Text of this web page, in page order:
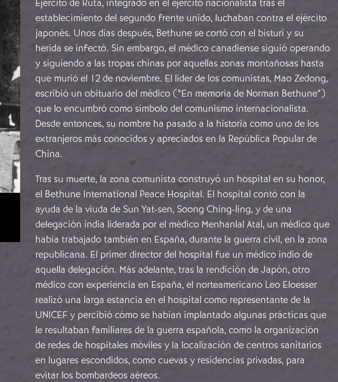
Ejército de Ruta, integrado en el ejército nacionalista tras el
establecimiento del segundo frente unido, luchaban contra el ejército
japonés. Unos días después, Bethune se cortó con el bisturí y su
herida se infectó. Sin embargo, el médico canadiense siguió operando
y siguiendo a las tropas chinas por aquellas zonas montañosas hasta
que murió el 12 de noviembre. El líder de los comunistas, Mao Zedong,
escribió un obituario del médico (“En memoria de Norman Bethune”)
que lo encumbró como símbolo del comunismo internacionalista.
Desde entonces, su nombre ha pasado a la historia como uno de los
extranjeros más conocidos y apreciados en la República Popular de
China.
Tras su muerte, la zona comunista construyó un hospital en su honor,
el Bethune International Peace Hospital. El hospital contó con la
ayuda de la viuda de Sun Yat-sen, Soong Ching-ling, y de una
delegación india liderada por el médico Menhanlal Atal, un médico que
había trabajado también en España, durante la guerra civil, en la zona
republicana. El primer director del hospital fue un médico indio de
aquella delegación. Más adelante, tras la rendición de Japón, otro
médico con experiencia en España, el norteamericano Leo Eloesser
realizó una larga estancia en el hospital como representante de la
UNICEF y percibió cómo se habían implantado algunas prácticas que
le resultaban familiares de la guerra española, como la organización
de redes de hospitales móviles y la localización de centros sanitarios
en lugares escondidos, como cuevas y residencias privadas, para
evitar los bombardeos aéreos.